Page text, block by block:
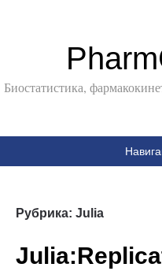
Биостатистика,
Рубрика: Julia